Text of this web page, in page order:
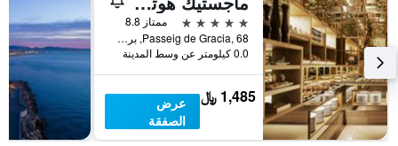
5 نجوم
ممتاز 8.8
Passeig de Gracia, 68, برشلونة, أسبانيا
0.0 كيلومتر عن وسط المدينة
1,485 ﷼
عرض
الصفقة